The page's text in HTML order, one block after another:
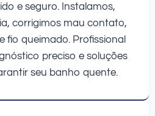
e seguro. Instalamos,
corrigimos mau contato,
fio queimado. Profissional
preciso e soluções
seu banho quente.